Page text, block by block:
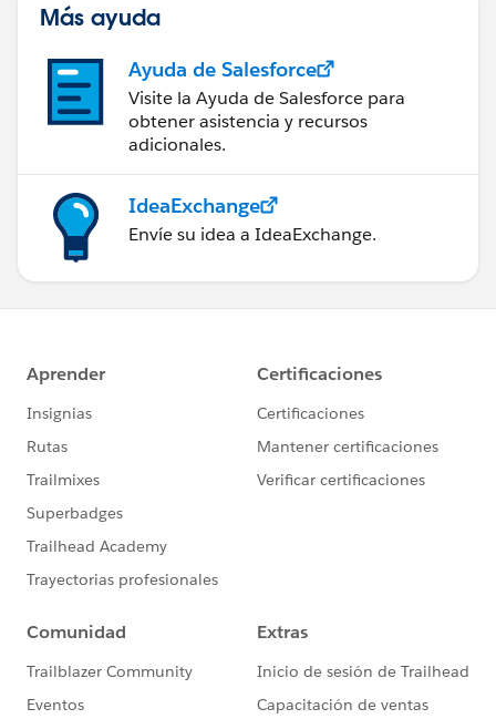
Más ayuda
Ayuda de Salesforce
Visite la Ayuda de Salesforce para
obtener asistencia y recursos
adicionales.
IdeaExchange
Envíe su idea a IdeaExchange.